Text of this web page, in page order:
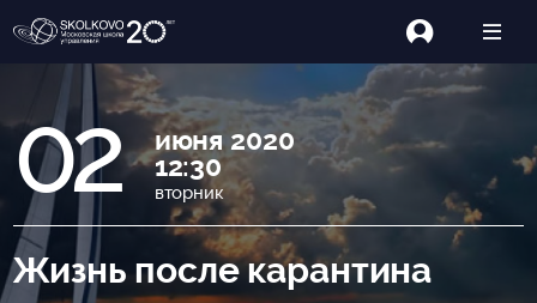
02
июня 2020
12:30
вторник
Жизнь после карантина